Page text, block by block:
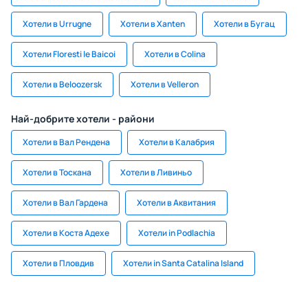
Хотели в Urrugne Хотели в Xanten Хотели в Бугац
Хотели Floresti le Baicoi Хотели в Colina
Хотели в Beloozersk Хотели в Velleron
Най-добрите хотели - райони
Хотели в Вал Рендена Хотели в Калабрия
Хотели в Тоскана Хотели в Ливиньо
Хотели в Вал Гардена Хотели в Аквитания
Хотели в Коста Адехе Хотели in Podlachia
Хотели в Пловдив Хотели in Santa Catalina Island